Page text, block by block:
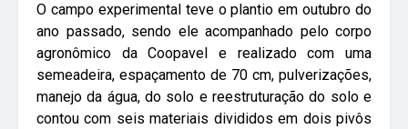
O campo experimental teve o plantio em outubro do
ano passado, sendo ele acompanhado pelo corpo
agronômico da Coopavel e realizado com uma
semeadeira, espaçamento de 70 cm, pulverizações,
manejo da água, do solo e reestruturação do solo e
contou com seis materiais divididos em dois pivôs